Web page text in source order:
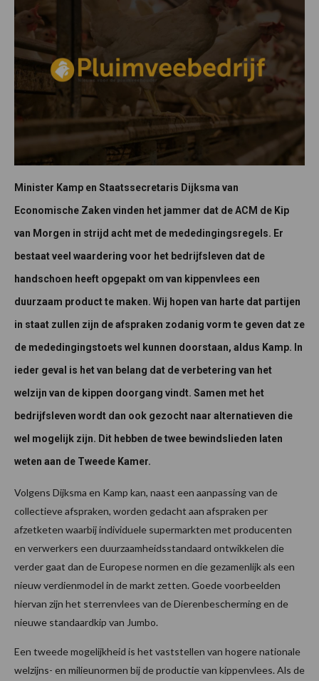
Minister Kamp en Staatssecretaris Dijksma van
Economische Zaken vinden het jammer dat de ACM de Kip
van Morgen in strijd acht met de mededingingsregels. Er
bestaat veel waardering voor het bedrijfsleven dat de
handschoen heeft opgepakt om van kippenvlees een
duurzaam product te maken. Wij hopen van harte dat partijen
in staat zullen zijn de afspraken zodanig vorm te geven dat ze
de mededingingstoets wel kunnen doorstaan, aldus Kamp. In
ieder geval is het van belang dat de verbetering van het
welzijn van de kippen doorgang vindt. Samen met het
bedrijfsleven wordt dan ook gezocht naar alternatieven die
wel mogelijk zijn. Dit hebben de twee bewindslieden laten
weten aan de Tweede Kamer.
Volgens Dijksma en Kamp kan, naast een aanpassing van de
collectieve afspraken, worden gedacht aan afspraken per
afzetketen waarbij individuele supermarkten met producenten
en verwerkers een duurzaamheidsstandaard ontwikkelen die
verder gaat dan de Europese normen en die gezamenlijk als een
nieuw verdienmodel in de markt zetten. Goede voorbeelden
hiervan zijn het sterrenvlees van de Dierenbescherming en de
nieuwe standaardkip van Jumbo.
Een tweede mogelijkheid is het vaststellen van hogere nationale
welzijns- en milieunormen bij de productie van kippenvlees. Als de